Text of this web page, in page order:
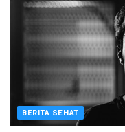
BERITA SEHAT